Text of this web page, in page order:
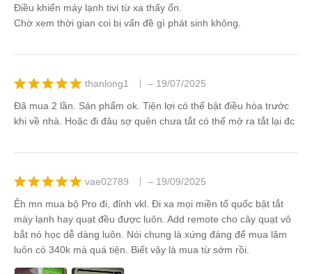
Được xếp
hạng55
Điều khiển máy lạnh tivi từ xa thấy ổn.
Chờ xem thời gian coi bị vấn đề gì phát sinh không.
Được xếp
hạng55
thanlong1 – 19/07/2025
Đã mua 2 lần. Sản phẩm ok. Tiện lợi có thể bật điều hòa trước
khi về nhà. Hoặc đi đâu sợ quên chưa tắt có thể mở ra tắt lại đc
Được xếp
hạng55
sao
vae02789 – 19/09/2025
Êh mn mua bộ Pro đi, đỉnh vkl. Đi xa mọi miền tổ quốc bật tắt
máy lạnh hay quạt đều được luôn. Add remote cho cây quạt vô
bắt nó học dễ dàng luôn. Nói chung là xứng đáng để mua lăm
luôn có 340k mà quá tiện. Biết vậy là mua từ sớm rồi.